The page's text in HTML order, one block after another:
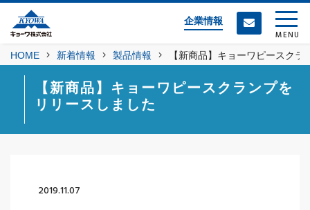
企業情報
MENU
HOME 新着情報 製品情報 【新商品】キョーワピースク
【新商品】キョーワピースクランプを
リリースしました
2019.11.07